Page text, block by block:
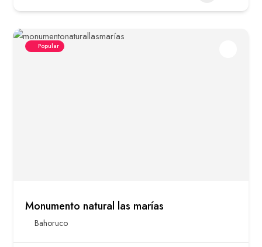
Popular
Monumento natural las marías
Bahoruco